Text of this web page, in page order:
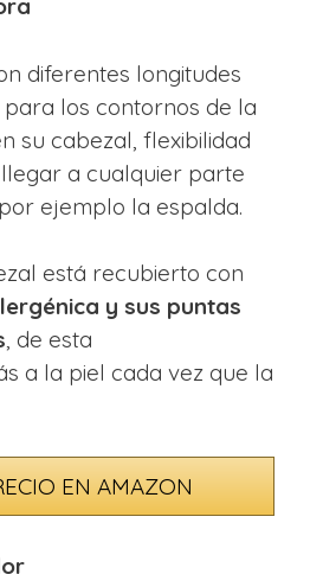
diferentes longitudes
los contornos de la
su cabezal, flexibilidad
a cualquier parte
ejemplo la espalda.
está recubierto con
y sus puntas
, de esta
a la piel cada vez que la
EN AMAZON